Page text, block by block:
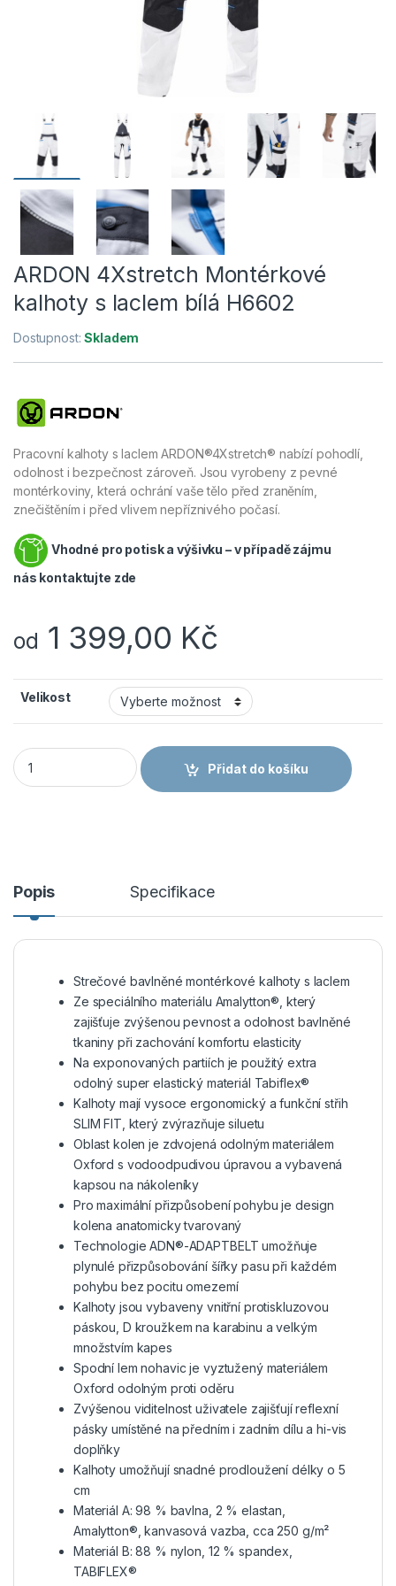
ARDON 4Xstretch Montérkové
kalhoty s laclem bílá H6602
Dostupnost:Skladem
Pracovní kalhoty s laclem ARDON®4Xstretch® nabízí pohodlí,
odolnost i bezpečnost zároveň. Jsou vyrobeny z pevné
montérkoviny, která ochrání vaše tělo před zraněním,
znečištěním i před vlivem nepříznivého počasí.
Vhodné pro potisk a výšivku – v případě zájmu
nás kontaktujte zde
od 1 399,00 Kč
Velikost
ARDON 4Xstretch Montérkové kalhoty s laclem bílá H6602
Přidat do košíku
Popis Specifikace
Strečové bavlněné montérkové kalhoty s laclem
Ze speciálního materiálu Amalytton®, který
zajišťuje zvýšenou pevnost a odolnost bavlněné
tkaniny při zachování komfortu elasticity
Na exponovaných partiích je použitý extra
odolný super elastický materiál Tabiflex®
Kalhoty mají vysoce ergonomický a funkční střih
SLIM FIT, který zvýrazňuje siluetu
Oblast kolen je zdvojená odolným materiálem
Oxford s vodoodpudivou úpravou a vybavená
kapsou na nákoleníky
Pro maximální přizpůsobení pohybu je design
kolena anatomicky tvarovaný
Technologie ADN®-ADAPTBELT umožňuje
plynulé přizpůsobování šířky pasu při každém
pohybu bez pocitu omezemí
Kalhoty jsou vybaveny vnitřní protiskluzovou
páskou, D kroužkem na karabinu a velkým
množstvím kapes
Spodní lem nohavic je vyztužený materiálem
Oxford odolným proti oděru
Zvýšenou viditelnost uživatele zajišťují reflexní
pásky umístěné na předním i zadním dílu a hi-vis
doplňky
Kalhoty umožňují snadné prodloužení délky o 5
cm
Materiál A: 98 % bavlna, 2 % elastan,
Amalytton®, kanvasová vazba, cca 250 g/m²
Materiál B: 88 % nylon, 12 % spandex,
TABIFLEX®